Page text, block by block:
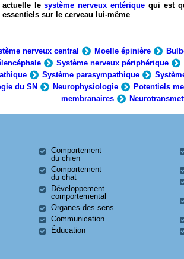
actuelle lesystème nerveux entérique qui est
sur le cerveau lui-même
nerveux central Moelle épinière
Système nerveux périphérique
Système parasympathique
du SN Neurophysiologie Potentiels
membranaires
Comportement
du chien
Comportement
du chat
Développement
comportemental
Organes des sens
Communication
Éducation